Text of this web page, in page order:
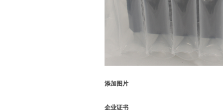
添加图片
企业证书